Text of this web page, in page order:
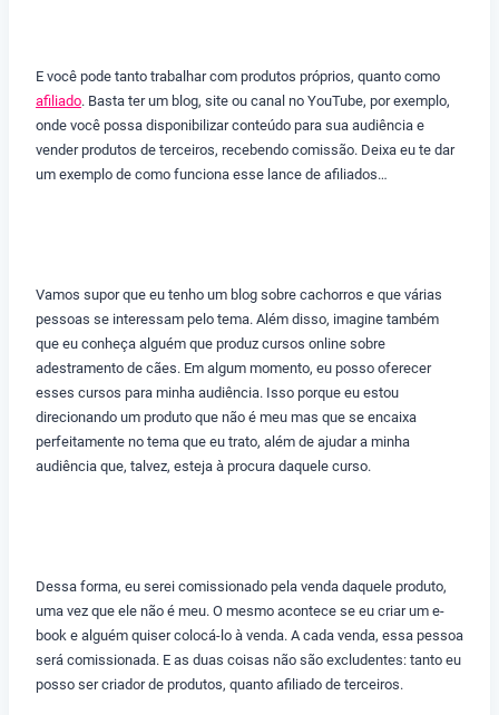
E você pode tanto trabalhar com produtos próprios, quanto como
afiliado. Basta ter um blog, site ou canal no YouTube, por exemplo,
onde você possa disponibilizar conteúdo para sua audiência e
vender produtos de terceiros, recebendo comissão. Deixa eu te dar
um exemplo de como funciona esse lance de afiliados…
Vamos supor que eu tenho um blog sobre cachorros e que várias
pessoas se interessam pelo tema. Além disso, imagine também
que eu conheça alguém que produz cursos online sobre
adestramento de cães. Em algum momento, eu posso oferecer
esses cursos para minha audiência. Isso porque eu estou
direcionando um produto que não é meu mas que se encaixa
perfeitamente no tema que eu trato, além de ajudar a minha
audiência que, talvez, esteja à procura daquele curso.
Dessa forma, eu serei comissionado pela venda daquele produto,
uma vez que ele não é meu. O mesmo acontece se eu criar um e-
book e alguém quiser colocá-lo à venda. A cada venda, essa pessoa
será comissionada. E as duas coisas não são excludentes: tanto eu
posso ser criador de produtos, quanto afiliado de terceiros.